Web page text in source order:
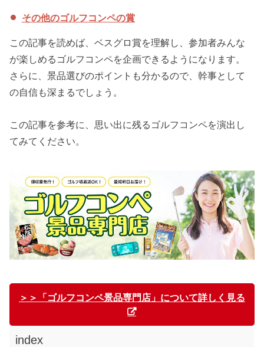
その他のゴルフコンペの賞
この記事を読めば、ベスグロ賞を理解し、参加者みんな
が楽しめるゴルフコンペを企画できるようになります。
さらに、景品選びのポイントも分かるので、幹事として
の自信も深まるでしょう。
この記事を参考に、思い出に残るゴルフコンペを演出し
てみてください。
＞＞「ゴルフコンペ景品専門店」について詳しく見る
index